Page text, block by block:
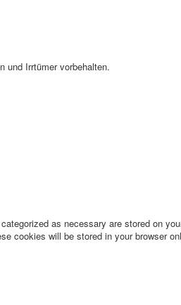
und Irrtümer vorbehalten.
as necessary are stored on
cookies will be stored in your browser